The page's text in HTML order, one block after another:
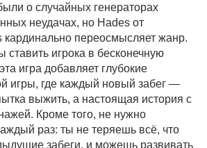
о случайных генераторах
неудачах, но Hades от
кардинально переосмысляет жанр.
ставить игрока в бесконечную
игра добавляет глубокие
игры, где каждый новый забег —
выжить, а настоящая история с
Кроме того, не нужно
раз: ты не теряешь всё, что
забеги, и можешь развивать